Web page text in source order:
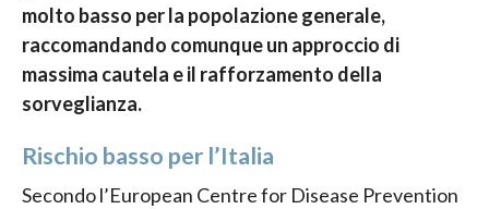
molto basso per la popolazione generale,
raccomandando comunque un approccio di
massima cautela e il rafforzamento della
sorveglianza.
Rischio basso per l’Italia
Secondo l’European Centre for Disease Prevention